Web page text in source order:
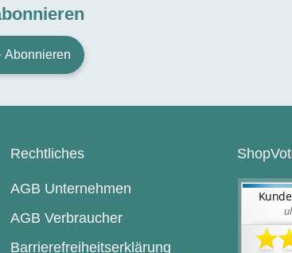
Abonnieren
Rechtliches
AGB Unternehmen
AGB Verbraucher
Barrierefreiheitserklärung